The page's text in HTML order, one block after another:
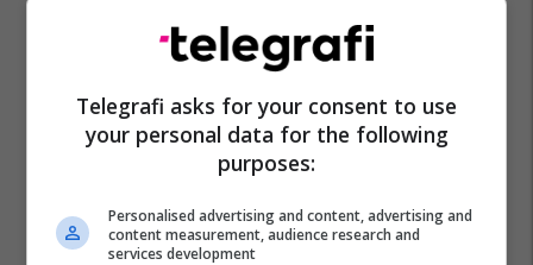
Telegrafi asks for your consent to use
your personal data for the following
purposes:
Personalised advertising and content, advertising and
content measurement, audience research and
services development